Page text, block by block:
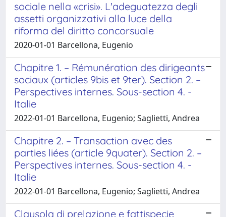
sociale nella «crisi». L'adeguatezza degli
assetti organizzativi alla luce della
riforma del diritto concorsuale
2020-01-01 Barcellona, Eugenio
Chapitre 1. – Rémunération des dirigeants
sociaux (articles 9bis et 9ter). Section 2. –
Perspectives internes. Sous-section 4. -
Italie
2022-01-01 Barcellona, Eugenio; Saglietti, Andrea
Chapitre 2. – Transaction avec des
parties liées (article 9quater). Section 2. –
Perspectives internes. Sous-section 4. -
Italie
2022-01-01 Barcellona, Eugenio; Saglietti, Andrea
Clausola di prelazione e fattispecie